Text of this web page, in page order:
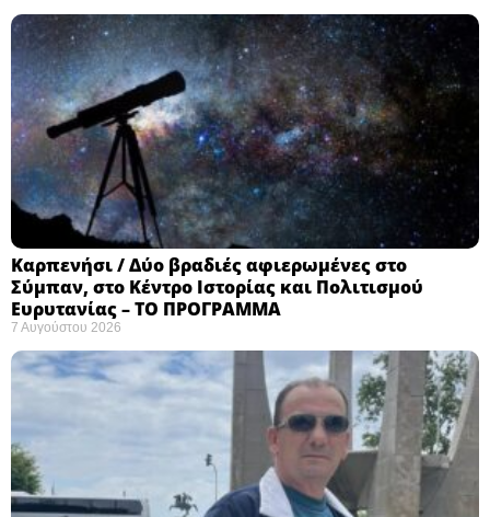
Καρπενήσι / Δύο βραδιές αφιερωμένες στο
Σύμπαν, στο Κέντρο Ιστορίας και Πολιτισμού
Ευρυτανίας – ΤΟ ΠΡΟΓΡΑΜΜΑ
7 Αυγούστου 2026